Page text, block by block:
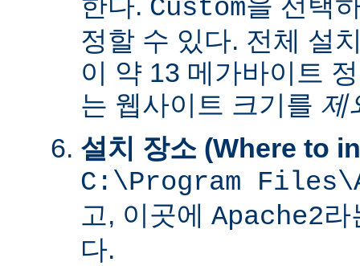
Custom
정할 수 있다. 전체 설
이 약 13 메가바이트
는 웹사이트 크기를 제
설치 장소 (Where to
C:\Program
고, 이곳에 Apache2라
다.